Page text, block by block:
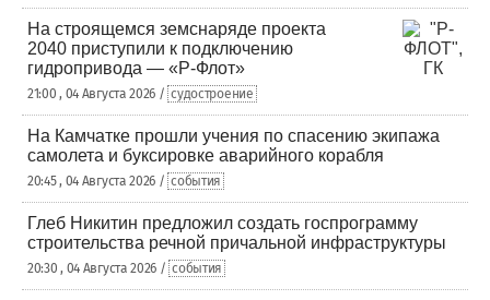
На строящемся земснаряде проекта
2040 приступили к подключению
гидропривода — «Р-Флот»
21:00 , 04 Августа 2026 / судостроение
На Камчатке прошли учения по спасению экипажа
самолета и буксировке аварийного корабля
20:45 , 04 Августа 2026 / события
Глеб Никитин предложил создать госпрограмму
строительства речной причальной инфраструктуры
20:30 , 04 Августа 2026 / события